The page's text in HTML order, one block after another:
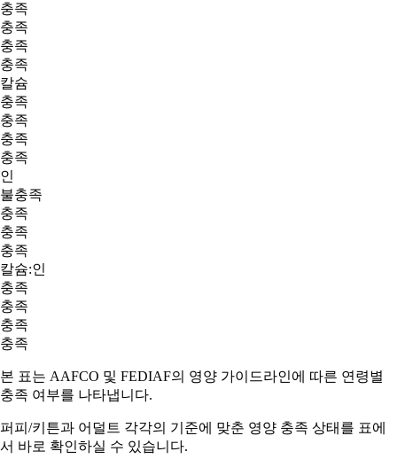
충족
충족
충족
충족
칼슘
충족
충족
충족
충족
인
불충족
충족
충족
충족
칼슘:인
충족
충족
충족
충족
본 표는 AAFCO 및 FEDIAF의 영양 가이드라인에 따른 연령별
충족 여부를 나타냅니다.
퍼피/키튼과 어덜트 각각의 기준에 맞춘 영양 충족 상태를 표에
서 바로 확인하실 수 있습니다.